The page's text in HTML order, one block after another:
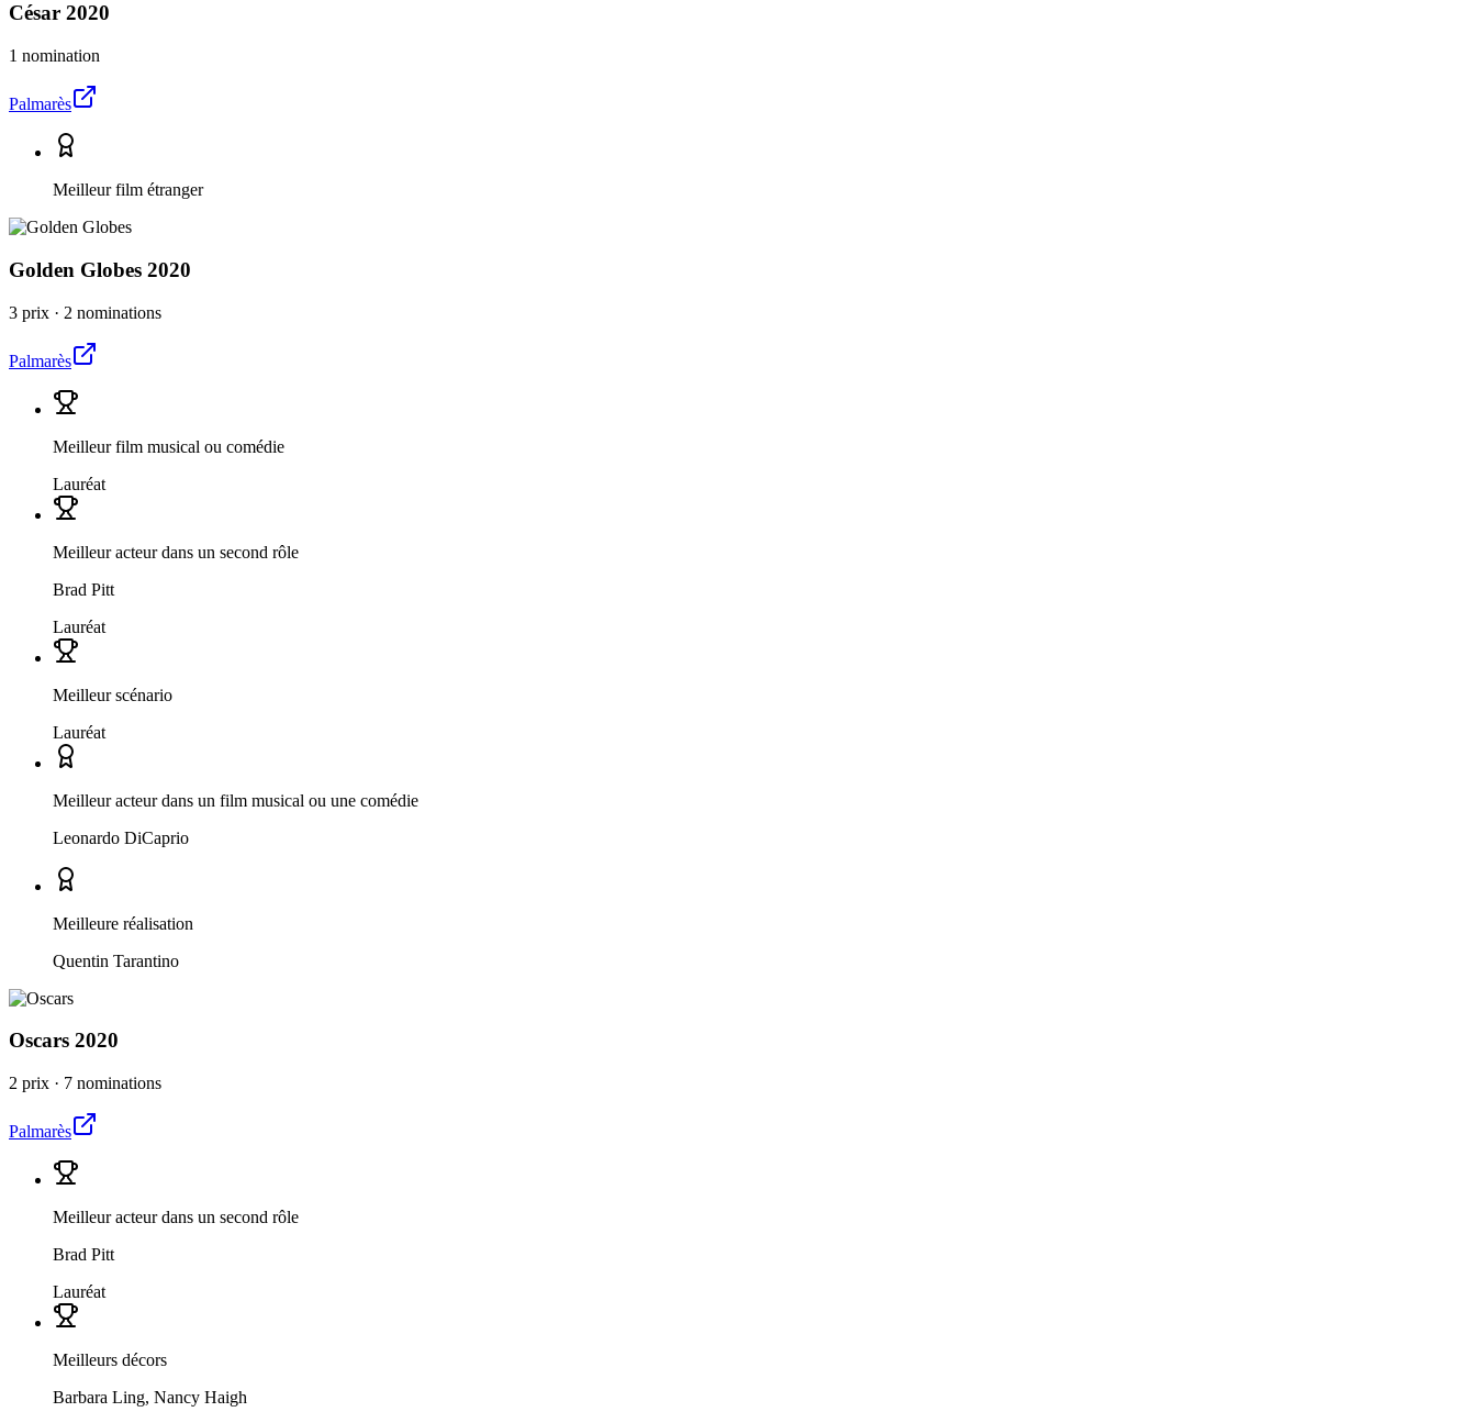
César 2020
1 nomination
Palmarès
Meilleur film étranger
Golden Globes 2020
3 prix · 2 nominations
Palmarès
Meilleur film musical ou comédie
Lauréat
Meilleur acteur dans un second rôle
Brad Pitt
Lauréat
Meilleur scénario
Lauréat
Meilleur acteur dans un film musical ou une comédie
Leonardo DiCaprio
Meilleure réalisation
Quentin Tarantino
Oscars 2020
2 prix · 7 nominations
Palmarès
Meilleur acteur dans un second rôle
Brad Pitt
Lauréat
Meilleurs décors
Barbara Ling, Nancy Haigh